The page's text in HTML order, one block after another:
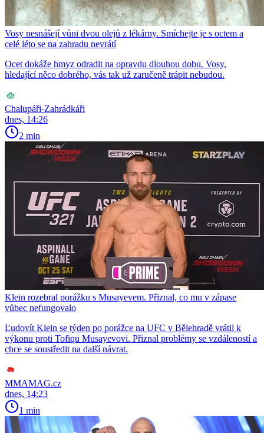
Vosy nesnášejí vůni dvou olejů z lékárny. Smíchejte je s octem a
celé léto se na zahradu nevrátí
Ocet dokáže hmyz odradit na opravdu dlouhou dobu. Vosy,
hledající něco dobrého, vás tak už zaručeně trápit nebudou.
Chalupáři-Zahrádkáři
dnes, 14:26
2 min
Klein rozebral porážku s Musayevem. Přiznal, co mu v zápase
vůbec nefungovalo
Ľudovít Klein se týden po porážce na UFC v Bělehradě vrátil k
výkonu proti Tofiqu Musayevovi. Přiznal problémy se vzdáleností a
chce se soustředit na další návrat.
MMAMAG.cz
dnes, 14:23
1 min